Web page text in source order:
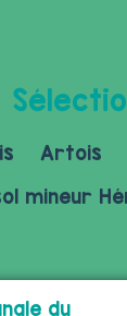
Artois
mineur
du